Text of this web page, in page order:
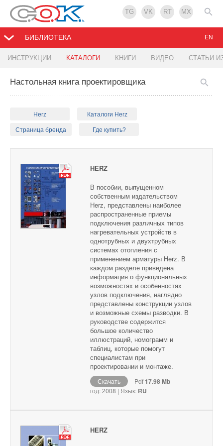
TG VK RT MX
БИБЛИОТЕКА
ИНСТРУКЦИИ КАТАЛОГИ КНИГИ ВИДЕО СТАТЬИ
EN
Настольная книга проектировщика
Herz Каталоги Herz
Страница бренда Где купить?
HERZ
В пособии, выпущенном
собственным издательством
Herz, представлены наиболее
распространенные приемы
подключения различных типов
нагревательных устройств в
однотрубных и двухтрубных
системах отопления с
применением арматуры Herz. В
каждом разделе приведена
информация о функциональных
возможностях и особенностях
узлов подключения, наглядно
представлены конструкции узлов
и возможные схемы разводки. В
руководстве содержится
большое количество
иллюстраций, номограмм и
таблиц, которые помогут
специалистам при
проектировании и монтаже.
Скачать Pdf17.98 Mb
год: 2008 | Язык: RU
HERZ